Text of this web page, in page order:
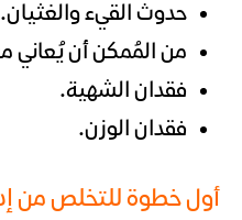
حدوث القيء والغثيان.
من المُمكن أن يُعاني
فقدان الشهية.
فقدان الوزن.
أول خطوة للتخلص من